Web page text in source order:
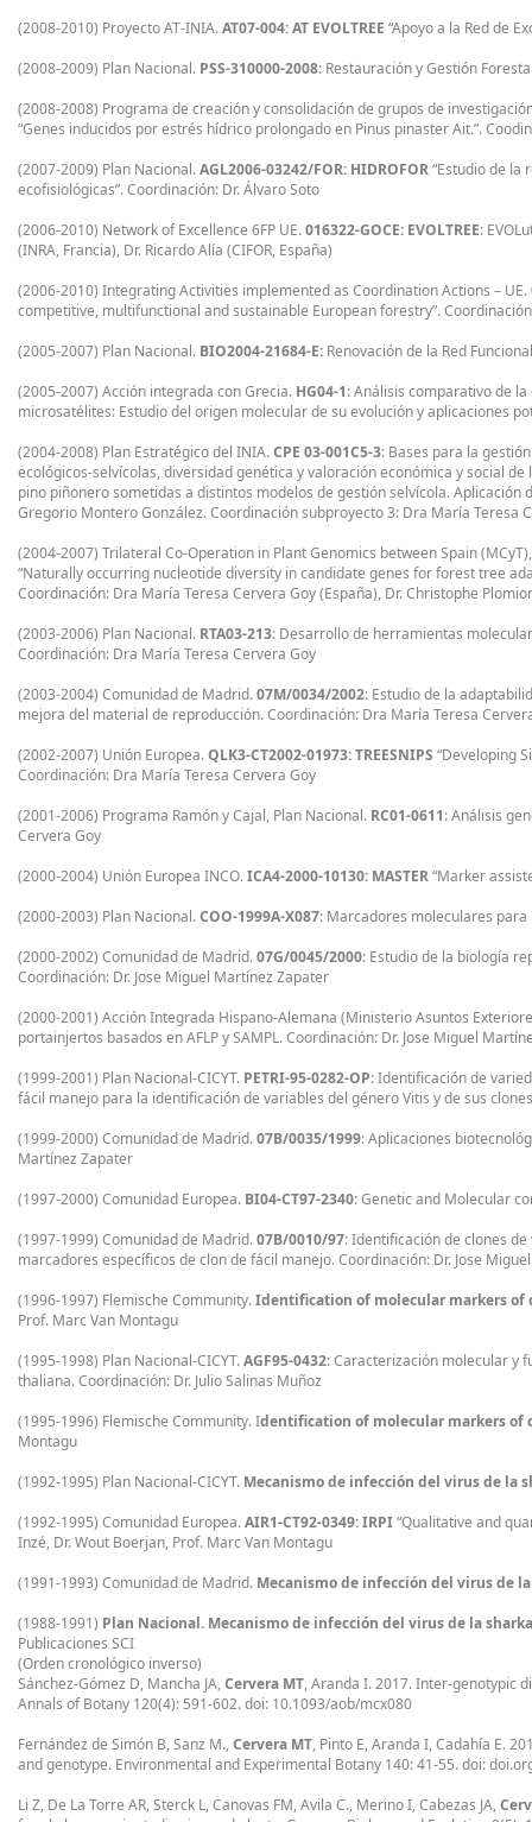
(2008-2010) Proyecto AT-INIA.AT07-004: AT EVOLTREE “Apoyo a la Red de
(2008-2009) Plan Nacional. PSS-310000-2008: Restauración y Gestión
(2008-2008) Programa de creación y consolidación de grupos de
“Genes inducidos por estrés hídrico prolongado en Pinus pinaster Ait.”.
(2007-2009) Plan Nacional.AGL2006-03242/FOR: HIDROFOR“Estudio de la
ecofisiológicas”. Coordinación: Dr. Álvaro Soto
(2006-2010) Network of Excellence 6FP UE.016322-GOCE: EVOLTREE:
(INRA, Francia), Dr. Ricardo Alía (CIFOR, España)
(2006-2010) Integrating Activities implemented as Coordination Actions – UE.
competitive, multifunctional and sustainable European forestry”.
(2005-2007) Plan Nacional. BIO2004-21684-E: Renovación de la Red
(2005-2007) Acción integrada con Grecia. HG04-1: Análisis comparativo de
microsatélites: Estudio del origen molecular de su evolución y aplicaciones
(2004-2008) Plan Estratégico del INIA.CPE 03-001C5-3: Bases para la
ecológicos-selvícolas, diversidad genética y valoración económica y social
pino piñonero sometidas a distintos modelos de gestión selvícola.
Gregorio Montero González. Coordinación subproyecto 3: Dra María Teresa
(2004-2007) Trilateral Co-Operation in Plant Genomics between Spain
“Naturally occurring nucleotide diversity in candidate genes for forest tree
Coordinación: Dra María Teresa Cervera Goy (España), Dr. Christophe
(2003-2006) Plan Nacional. RTA03-213: Desarrollo de herramientas
Coordinación: Dra María Teresa Cervera Goy
(2003-2004) Comunidad de Madrid.07M/0034/2002: Estudio de la
mejora del material de reproducción. Coordinación: Dra María Teresa
(2002-2007) Unión Europea.QLK3-CT2002-01973: TREESNIPS “Developing
Coordinación: Dra María Teresa Cervera Goy
(2001-2006) Programa Ramón y Cajal, Plan Nacional. RC01-0611: Análisis
Cervera Goy
(2000-2004) Unión Europea INCO.ICA4-2000-10130: MASTER“Marker
(2000-2003) Plan Nacional.COO-1999A-X087: Marcadores moleculares
(2000-2002) Comunidad de Madrid.07G/0045/2000: Estudio de la biología
Coordinación: Dr. Jose Miguel Martínez Zapater
(2000-2001) Acción Integrada Hispano-Alemana (Ministerio Asuntos
portainjertos basados en AFLP y SAMPL. Coordinación: Dr. Jose Miguel
(1999-2001) Plan Nacional-CICYT. PETRI-95-0282-OP: Identificación de
fácil manejo para la identificación de variables del género Vitis y de sus
(1999-2000) Comunidad de Madrid.07B/0035/1999: Aplicaciones
Martínez Zapater
(1997-2000) Comunidad Europea. BI04-CT97-2340: Genetic and Molecular
(1997-1999) Comunidad de Madrid.07B/0010/97: Identificación de clones
marcadores específicos de clon de fácil manejo. Coordinación: Dr. Jose
(1996-1997) Flemische Community.Identification of molecular markers of
Prof. Marc Van Montagu
(1995-1998) Plan Nacional-CICYT.AGF95-0432: Caracterización molecular y
thaliana. Coordinación: Dr. Julio Salinas Muñoz
(1995-1996) Flemische Community. Identification of molecular markers of
Montagu
(1992-1995) Plan Nacional-CICYT. Mecanismo de infección del virus de la
(1992-1995) Comunidad Europea.AIR1-CT92-0349: IRPI“Qualitative and
Inzé, Dr. Wout Boerjan, Prof. Marc Van Montagu
(1991-1993) Comunidad de Madrid. Mecanismo de infección del virus de
(1988-1991) Plan Nacional. Mecanismo de infección del virus de la sharka
Publicaciones SCI
(Orden cronológico inverso)
Sánchez-Gómez D, Mancha JA, Cervera MT, Aranda I. 2017. Inter-genotypic
Annals of Botany 120(4): 591-602. doi: 10.1093/aob/mcx080
Fernández de Simón B, Sanz M., Cervera MT, Pinto E, Aranda I, Cadahía E.
and genotype. Environmental and Experimental Botany 140: 41-55. doi:
Li Z, De La Torre AR, Sterck L, Canovas FM, Avila C., Merino I, Cabezas JA,